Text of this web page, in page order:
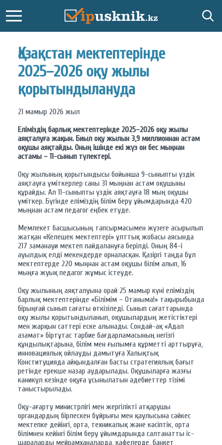
Қазақстан мектептерінде
2025–2026 оқу жылы
қорытындылануда
21 мамыр 2026 жыл
Еліміздің барлық мектептерінде 2025–2026 оқу жылы
аяқталуға жақын. Биыл оқу жылын 3,9 миллионнан астам
оқушы аяқтайды. Оның ішінде екі жүз он бес мыңнан
астамы – 11-сынып түлектері.
Оқу жылының қорытындысы бойынша 9-сыныпты үздік
аяқтауға үміткерлер саны 31 мыңнан астам оқушыны
құрайды. Ал 11-сыныпты үздік аяқтауға 18 мың оқушы
үміткер. Бүгінде еліміздің білім беру ұйымдарында 420
мыңнан астам педагог еңбек етуде.
Мемлекет басшысының тапсырмасымен жүзеге асырылып
жатқан «Келешек мектептері» ұлттық жобасы аясында
217 заманауи мектеп пайдалануға берілді. Оның 84-і
ауылдық елді мекендерде орналасқан. Қазіргі таңда бұл
мектептерде 220 мыңнан астам оқушы білім алып, 16
мыңға жуық педагог жұмыс істеуде.
Оқу жылының аяқталуына орай 25 мамыр күні еліміздің
барлық мектептерінде «Білімім – Отаныма!» тақырыбында
бірыңғай сынып сағаты өткізіледі. Сынып сағаттарында
оқу жылы қорытындыланып, оқушылардың жетістіктері
мен жарқын сәттері еске алынады. Сондай-ақ «Адал
азамат» біртұтас тәрбие бағдарламасының негізгі
құндылықтарына, білім мен ғылымға құрметті арттыруға,
инновациялық ойлауды дамытуға Халықтық
Конституцияда айқындалған басты стратегиялық бағыт
ретінде ерекше назар аударылады. Оқушыларға жазғы
каникул кезінде оқуға ұсынылатын әдебиеттер тізімі
таныстырылады.
Оқу-ағарту министрлігі мен жергілікті атқарушы
органдардың бірлескен бұйрығы мен қаулысына сәйкес
мектепке дейінгі, орта, техникалық және кәсіптік, орта
білімнен кейінгі білім беру ұйымдарында салтанатты іс-
шараларды мейрамханаларда, кафелерде, банкет